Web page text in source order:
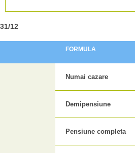
31/12
FORMULA
Numai cazare
Demipensiune
Pensiune completa